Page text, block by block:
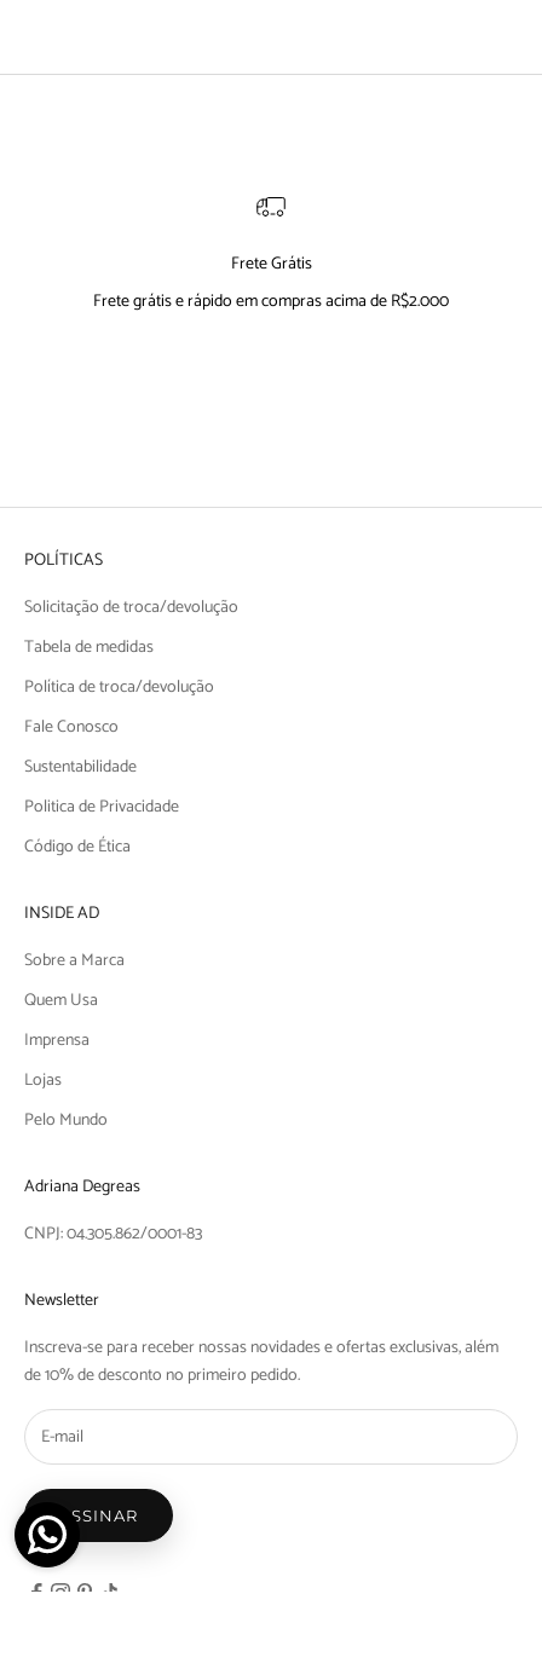
Frete Grátis
Frete grátis e rápido em compras acima de R$2.000
POLÍTICAS
Solicitação de troca/devolução
Tabela de medidas
Política de troca/devolução
Fale Conosco
Sustentabilidade
Politica de Privacidade
Código de Ética
INSIDE AD
Sobre a Marca
Quem Usa
Imprensa
Lojas
Pelo Mundo
Adriana Degreas
CNPJ: 04.305.862/0001-83
Newsletter
Inscreva-se para receber nossas novidades e ofertas exclusivas, além
de 10% de desconto no primeiro pedido.
ASSINAR